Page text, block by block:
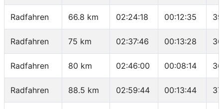
Radfahren 66.8 km 02:24:18 00:12:35
Radfahren 75 km 02:37:46 00:13:28
Radfahren 80 km 02:46:00 00:08:14
Radfahren 88.5 km 02:59:44 00:13:44